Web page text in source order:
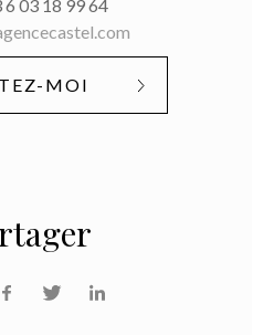
6 03 18 99 64
MOI